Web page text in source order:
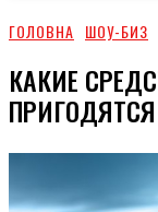
ГОЛОВНА ШОУ-БИЗ
КАКИЕ